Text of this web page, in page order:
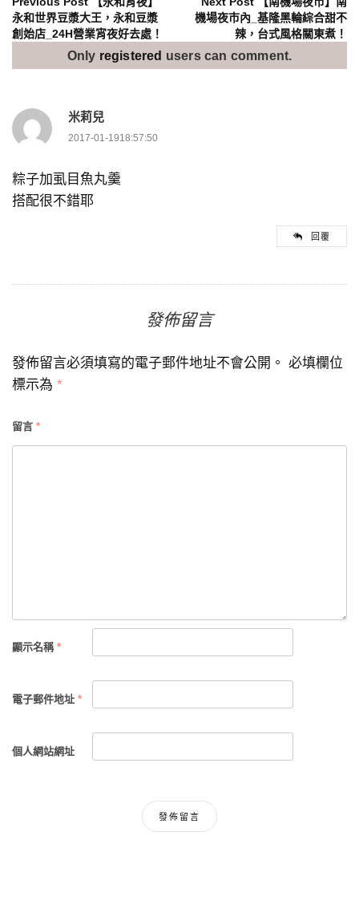
文
章
導
覽
永和世界豆漿大王，永和豆漿
創始店_24H營業宵夜好去處！
機場夜市內_基隆黑輪綜合甜不
辣，台式風格關東煮！
Only registered users can comment.
米莉兒
2017-01-1918:57:50
粽子加虱目魚丸羹
搭配很不錯耶
回覆
發佈留言
發佈留言必須填寫的電子郵件地址不會公開。 必填欄位
標示為 *
留言 *
顯示名稱 *
電子郵件地址 *
個人網站網址